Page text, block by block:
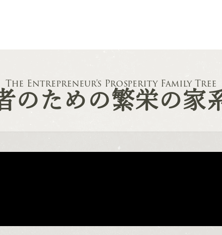
The Entrepreneur's Prosperity Family Tree
のための繁栄の家